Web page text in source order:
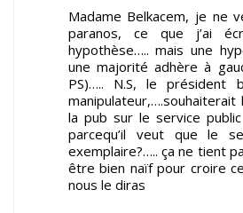
Madame Belkacem, je ne
paranos, ce que j’ai
hypothèse….. mais une
une majorité adhère à
PS)….. N.S, le président
manipulateur,….souhaiterait
la pub sur le service
parcequ’il veut que le
exemplaire?….. ça ne tient
être bien naïf pour croire
nous le diras